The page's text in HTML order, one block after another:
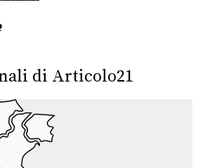
di Articolo21